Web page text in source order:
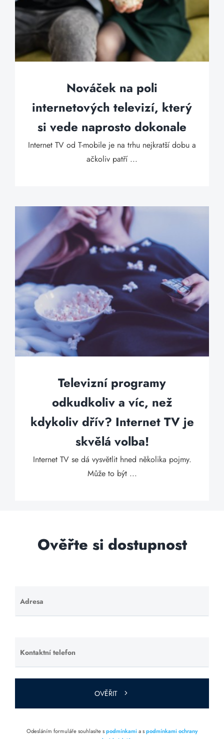
Nováček na poli
internetových televizí, který
si vede naprosto dokonale
Internet TV od T-mobile je na trhu nejkratší dobu a
ačkoliv patří ...
Televizní programy
odkudkoliv a víc, než
kdykoliv dřív? Internet TV je
skvělá volba!
Internet TV se dá vysvětlit hned několika pojmy.
Může to být ...
Ověřte si dostupnost
Adresa
Ponechte
toto pole
Kontaktní telefon
Ponechte
toto pole
prázdné.
OVĚŘIT
Odesláním formuláře souhlasíte spodmínkamia spodmínkami ochrany